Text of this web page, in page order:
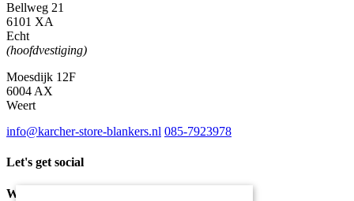
Bellweg 21
6101 XA
Echt
(hoofdvestiging)
Moesdijk 12F
6004 AX
Weert
info@karcher-store-blankers.nl 085-7923978
Let's get social
Waar wij voor staan